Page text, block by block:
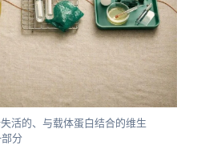
活的、与载体蛋白结合的维生
分